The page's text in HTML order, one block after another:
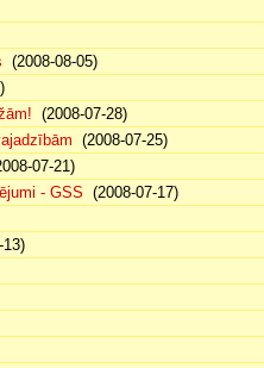
(2008-08-05)
(2008-07-28)
(2008-07-25)
07-21)
- GSS (2008-07-17)
13)